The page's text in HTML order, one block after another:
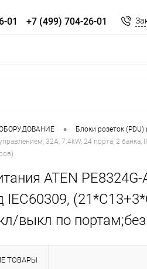
01 +7 (499) 704-26-01
• Блоки розеток (PDU)
32A, 7.4kW, 24 порта, 2
ATEN
IEC60309,
выкл по
ТОВАРЫ